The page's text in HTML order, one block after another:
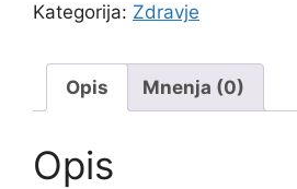
Kategorija: Zdravje
Opis Mnenja (0)
Opis